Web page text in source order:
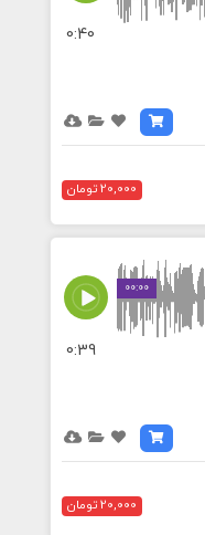
0:40
20,000 تومان
00:00
0:39
20,000 تومان